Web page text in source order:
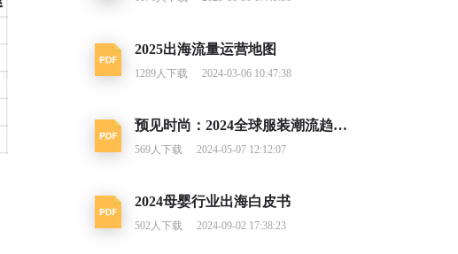
2025出海流量运营地图
1289人下载 2024-03-06 10:47:38
预见时尚：2024全球服装潮流趋势洞察
569人下载 2024-05-07 12:12:07
2024母婴行业出海白皮书
502人下载 2024-09-02 17:38:23